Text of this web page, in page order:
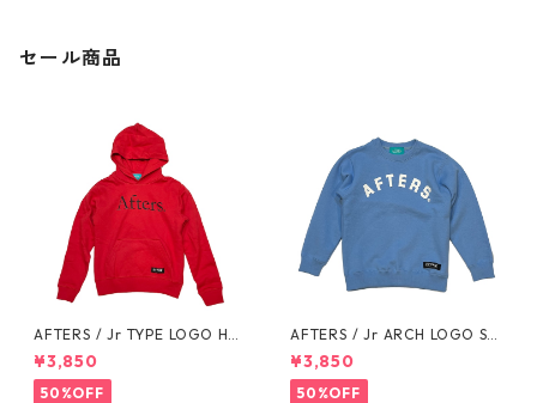
セール商品
AFTERS / Jr TYPE LOGO HO
ODIE
¥3,850
50%OFF
AFTERS / Jr ARCH LOGO SW
EAT
¥3,850
50%OFF